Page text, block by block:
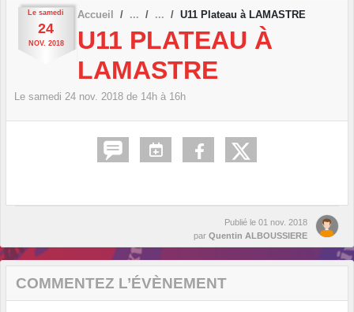
Le samedi
24
NOV. 2018
Accueil U11 Plateau à LAMASTRE
U11 PLATEAU À
LAMASTRE
Le samedi 24 nov. 2018 de 14h à 16h
Publié le 01 nov. 2018
par Quentin ALBOUSSIERE
COMMENTEZ L’ÉVÈNEMENT